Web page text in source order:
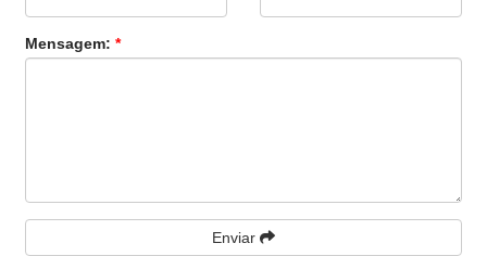
Mensagem:*
Enviar